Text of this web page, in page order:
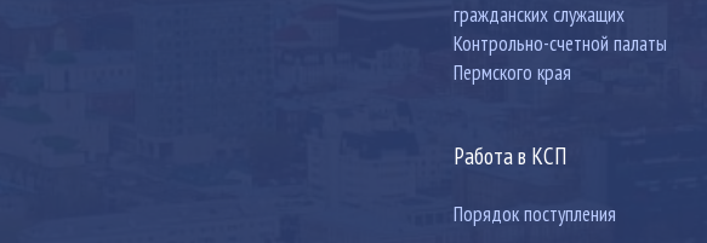
гражданских служащих
Контрольно-счетной палаты
Пермского края
Работа в КСП
Порядок поступления